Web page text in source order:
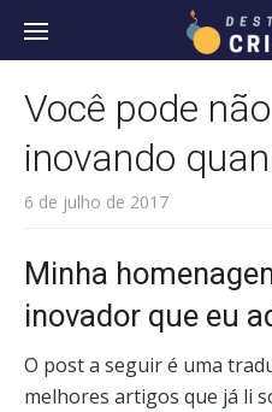
Você pode
inovando
6 de julho de 2017
Minha
inovador que eu
O post a seguir é uma
melhores artigos que já li